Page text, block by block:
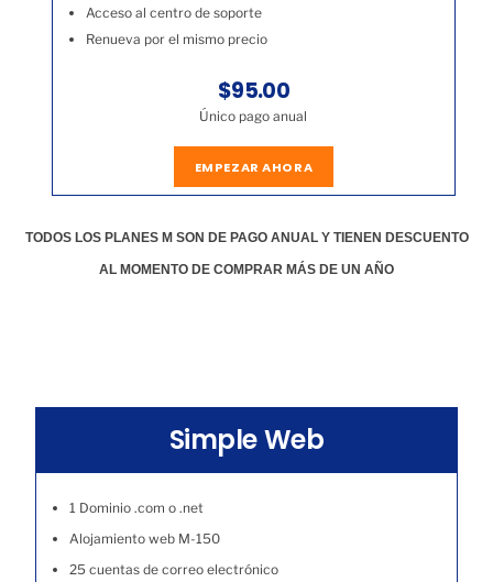
Acceso al centro de soporte
Renueva por el mismo precio
$95.00
Único pago anual
EMPEZAR AHORA
TODOS LOS PLANES M SON DE PAGO ANUAL Y TIENEN DESCUENTO
AL MOMENTO DE COMPRAR MÁS DE UN AÑO
Simple Web
1 Dominio .com o .net
Alojamiento web M-150
25 cuentas de correo electrónico